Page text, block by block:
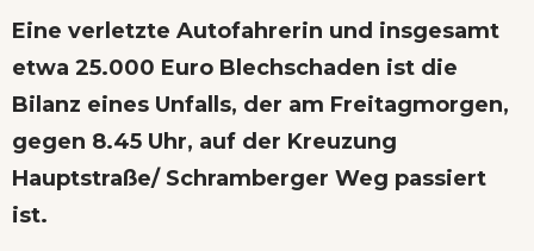
Eine verletzte Autofahrerin und insgesamt
etwa 25.000 Euro Blechschaden ist die
Bilanz eines Unfalls, der am Freitagmorgen,
gegen 8.45 Uhr, auf der Kreuzung
Hauptstraße/ Schramberger Weg passiert
ist.